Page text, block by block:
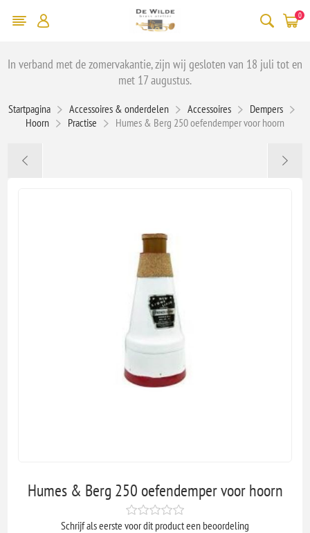
0
In verband met de zomervakantie, zijn wij gesloten van 18 juli tot en
met 17 augustus.
Startpagina Accessoires & onderdelen Accessoires
Dempers
Hoorn
Practise Humes & Berg 250 oefendemper voor hoorn
Humes & Berg 250 oefendemper voor hoorn
Schrijf als eerste voor dit product een beoordeling